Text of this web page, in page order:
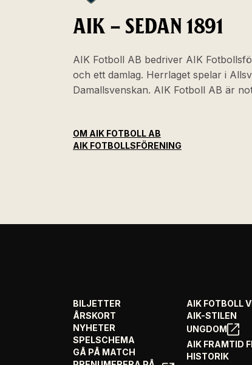
AIK – SEDAN 1891
AIK Fotboll AB bedriver AIK
och ett damlag. Herrlaget spelar i
Damallsvenskan. AIK Fotboll AB är
OM AIK FOTBOLL AB
AIK FOTBOLLSFÖRENING
BILJETTER
ÅRSKORT
NYHETER
SPELSCHEMA
GÅ PÅ MATCH
AIK FOTBOLL
AIK-STILEN
UNGDOM
AIK FRAMTID
HISTORIK